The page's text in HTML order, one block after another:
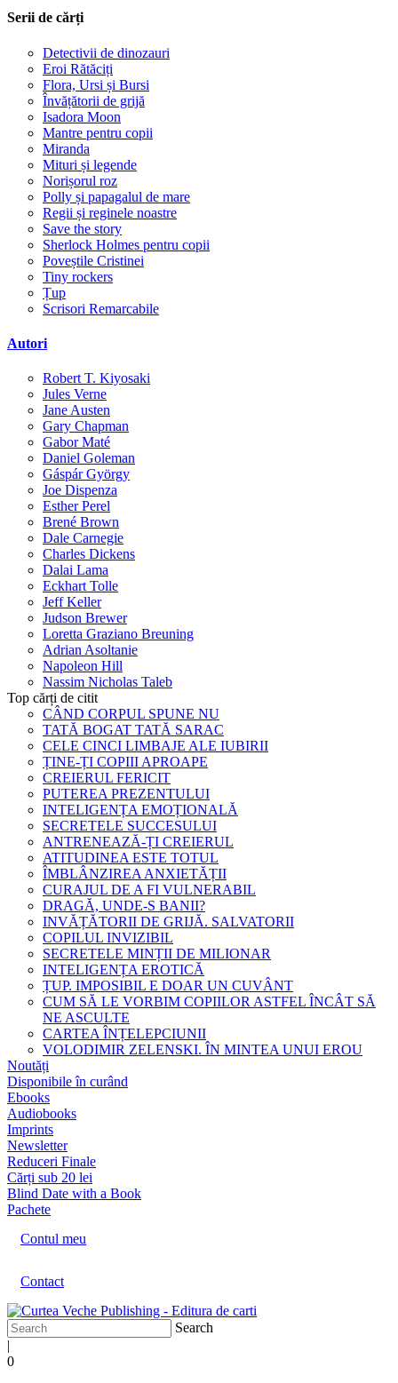
Serii de cărți
Detectivii de dinozauri
Eroi Rătăciți
Flora, Ursi și Bursi
Învățătorii de grijă
Isadora Moon
Mantre pentru copii
Miranda
Mituri și legende
Norișorul roz
Polly și papagalul de mare
Regii și reginele noastre
Save the story
Sherlock Holmes pentru copii
Poveștile Cristinei
Tiny rockers
Țup
Scrisori Remarcabile
Autori
Robert T. Kiyosaki
Jules Verne
Jane Austen
Gary Chapman
Gabor Maté
Daniel Goleman
Gáspár György
Joe Dispenza
Esther Perel
Brené Brown
Dale Carnegie
Charles Dickens
Dalai Lama
Eckhart Tolle
Jeff Keller
Judson Brewer
Loretta Graziano Breuning
Adrian Asoltanie
Napoleon Hill
Nassim Nicholas Taleb
Top cărți de citit
CÂND CORPUL SPUNE NU
TATĂ BOGAT TATĂ SARAC
CELE CINCI LIMBAJE ALE IUBIRII
ȚINE-ȚI COPIII APROAPE
CREIERUL FERICIT
PUTEREA PREZENTULUI
INTELIGENȚA EMOȚIONALĂ
SECRETELE SUCCESULUI
ANTRENEAZĂ-ȚI CREIERUL
ATITUDINEA ESTE TOTUL
ÎMBLÂNZIREA ANXIETĂȚII
CURAJUL DE A FI VULNERABIL
DRAGĂ, UNDE-S BANII?
INVĂȚĂTORII DE GRIJĂ. SALVATORII
COPILUL INVIZIBIL
SECRETELE MINȚII DE MILIONAR
INTELIGENȚA EROTICĂ
ȚUP. IMPOSIBIL E DOAR UN CUVÂNT
CUM SĂ LE VORBIM COPIILOR ASTFEL ÎNCÂT SĂ
NE ASCULTE
CARTEA ÎNȚELEPCIUNII
VOLODIMIR ZELENSKI. ÎN MINTEA UNUI EROU
Noutăți
Disponibile în curând
Ebooks
Audiobooks
Imprints
Newsletter
Reduceri Finale
Cărți sub 20 lei
Blind Date with a Book
Pachete
Contul meu
Contact
Search
|
0